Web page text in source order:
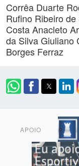
Corrêa Duarte
Rufino Ribeiro de
CostaAnacleto
da SilvaGiuliano
Borges Ferraz
APOIO